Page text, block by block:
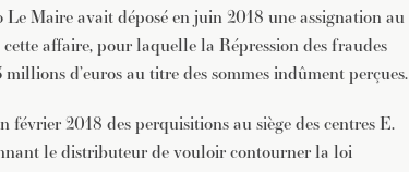
Maire avait déposé en juin 2018 une assignation au
affaire, pour laquelle la Répression des fraudes
d’euros au titre des sommes indûment perçues.
2018 des perquisitions au siège des centres E.
le distributeur de vouloir contourner la loi